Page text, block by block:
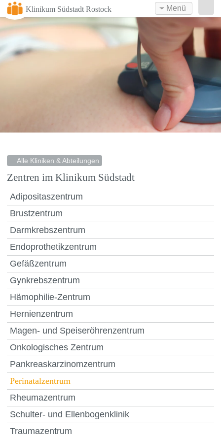
Klinikum Südstadt Rostock Menü
Alle Kliniken & Abteilungen
Zentren im Klinikum Südstadt
Adipositaszentrum
Brustzentrum
Darmkrebszentrum
Endoprothetikzentrum
Gefäßzentrum
Gynkrebszentrum
Hämophilie-Zentrum
Hernienzentrum
Magen- und Speiseröhrenzentrum
Onkologisches Zentrum
Pankreaskarzinomzentrum
Perinatalzentrum
Rheumazentrum
Schulter- und Ellenbogenklinik
Traumazentrum